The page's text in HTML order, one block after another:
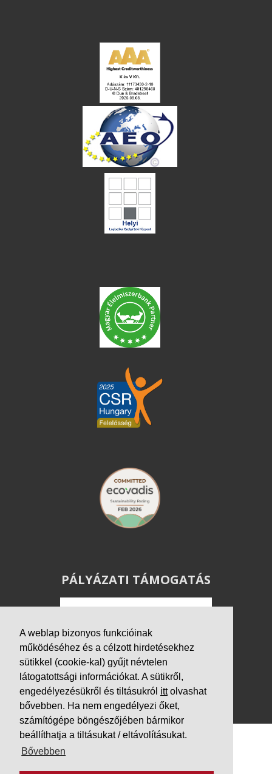
A weblap bizonyos funkcióinak
működéséhez és a célzott hirdetésekhez
sütikkel (cookie-kal) gyűjt névtelen
látogatottsági információkat. A sütikről,
engedélyezésükről és tiltásukról ittolvashat
bővebben. Ha nem engedélyezi őket,
számítógépe böngészőjében bármikor
beállíthatja a tiltásukat / eltávolításukat.
Bővebben
PÁLYÁZATI TÁMOGATÁS